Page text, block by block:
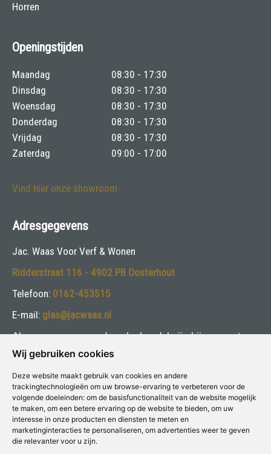
Wij gebruiken cookies
Deze website maakt gebruik van cookies en andere
trackingtechnologieën om uw browse-ervaring te verbeteren voor de
volgende doeleinden: om de basisfunctionaliteit van de website mogelijk
te maken, om een betere ervaring op de website te bieden, om uw
interesse in onze producten en diensten te meten en
marketinginteracties te personaliseren, om advertenties weer te geven
die relevanter voor u zijn.
Horren
Openingstijden
Maandag
08:30 - 17:30
Dinsdag
08:30 - 17:30
Woensdag
08:30 - 17:30
Donderdag
08:30 - 17:30
Vrijdag
08:30 - 17:30
Zaterdag
09:00 - 17:00
Vind hier onze showroom
Adresgegevens
Jac. Waas Voor Verf & Wonen
Ridderstraat 116 - 4902 PB Oosterhout
Telefoon: 0162-453515
E-mail: glas@jacwaas.nl
Algemene voorwaarden glashandel zijn bij ons op te
vragen
Volg ons: